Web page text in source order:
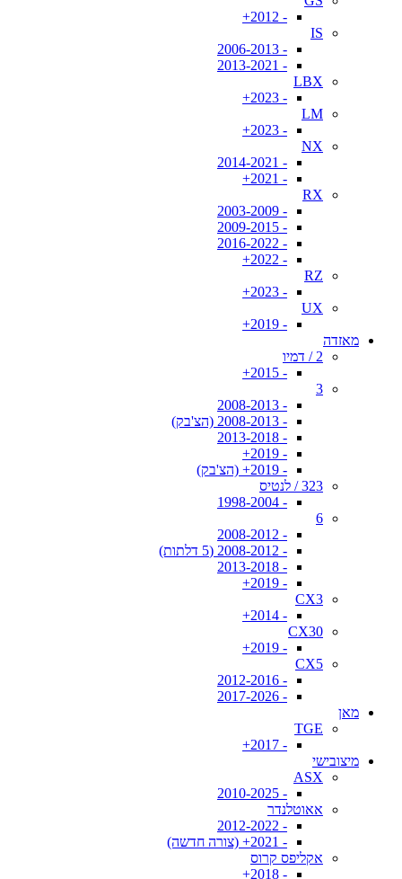
- 2012+
IS
- 2006-2013
- 2013-2021
LBX
- 2023+
LM
- 2023+
NX
- 2014-2021
- 2021+
RX
- 2003-2009
- 2009-2015
- 2016-2022
- 2022+
RZ
- 2023+
UX
- 2019+
מאזדה
2 / דמיו
- 2015+
3
- 2008-2013
- 2008-2013 (הצ'בק)
- 2013-2018
- 2019+
- 2019+ (הצ'בק)
323 / לנטיס
- 1998-2004
6
- 2008-2012
- 2008-2012 (5 דלתות)
- 2013-2018
- 2019+
CX3
- 2014+
CX30
- 2019+
CX5
- 2012-2016
- 2017-2026
מאן
TGE
- 2017+
מיצובישי
ASX
- 2010-2025
אאוטלנדר
- 2012-2022
- 2021+ (צורה חדשה)
אקליפס קרוס
- 2018+